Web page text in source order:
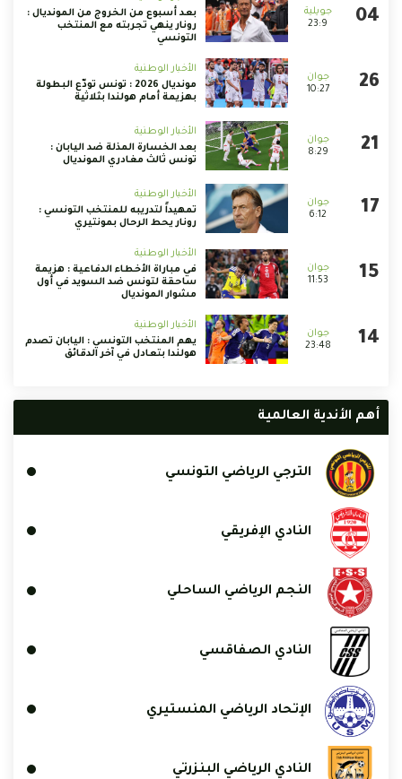
23:9
بعد أسبوع من الخروج من المونديال :
رونار ينهي تجربته مع المنتخب
التونسي
10:27
الأخبار الوطنية
مونديال 2026 : تونس تودّع البطولة
بهزيمة أمام هولندا بثلاثية
8:29
الأخبار الوطنية
بعد الخسارة المذلة ضد اليابان :
تونس ثالث مغادري المونديال
6:12
الأخبار الوطنية
تمهيداً لتدريبه للمنتخب التونسي :
رونار يحط الرحال بمونتيري
11:53
الأخبار الوطنية
في مباراة الأخطاء الدفاعية : هزيمة
ساحقة لتونس ضد السويد في أول
مشوار المونديال
23:48
الأخبار الوطنية
يهم المنتخب التونسي : اليابان تصدم
هولندا بتعادل في آخر الدقائق
أهم الأندية العالمية
الترجي الرياضي التونسي
النادي الإفريقي
النجم الرياضي الساحلي
النادي الصفاقسي
الإتحاد الرياضي المنستيري
النادي الرياضي البنزرتي